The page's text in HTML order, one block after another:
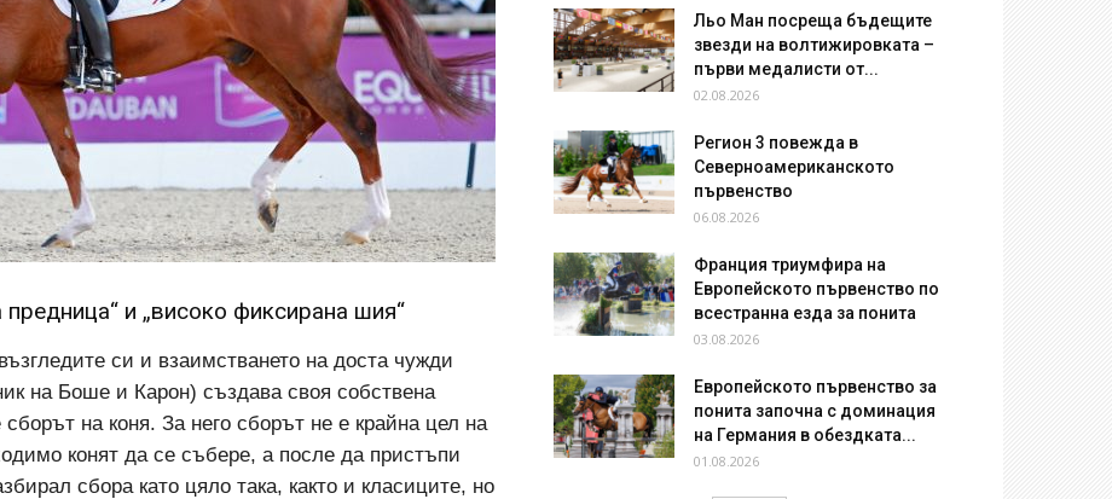
и „високо фиксирана шия“
си и взаимстването на доста чужди
на Боше и Карон) създава своя собствена
на коня. За него сборът не е крайна цел на
конят да се събере, а после да пристъпи
сбора като цяло така, както и класиците, но
Льо Ман посреща бъдещите
звезди на волтижировката –
първи медалисти от...
02.08.2026
Регион 3 повежда в
Северноамериканското
първенство
06.08.2026
Франция триумфира на
Европейското първенство по
всестранна езда за понита
03.08.2026
Европейското първенство за
понита започна с доминация
на Германия в обездката...
01.08.2026